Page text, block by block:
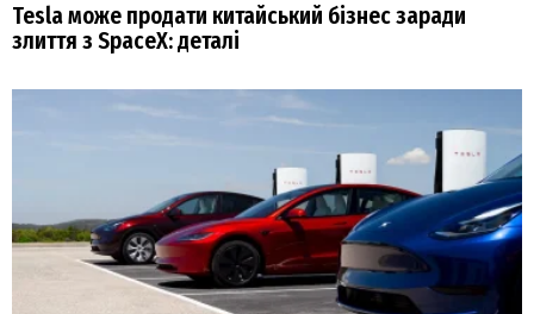
Tesla може продати китайський бізнес заради
злиття з SpaceX: деталі